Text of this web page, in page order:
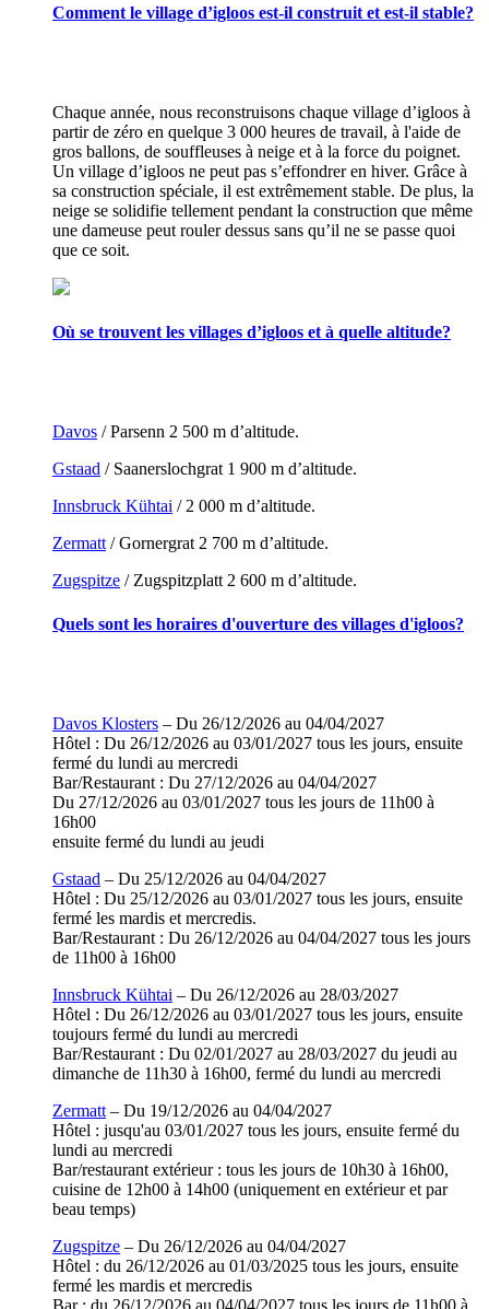
Comment le village d’igloos est-il construit et est-il stable?
Chaque année, nous reconstruisons chaque village d’igloos à
partir de zéro en quelque 3 000 heures de travail, à l'aide de
gros ballons, de souffleuses à neige et à la force du poignet.
Un village d’igloos ne peut pas s’effondrer en hiver. Grâce à
sa construction spéciale, il est extrêmement stable. De plus, la
neige se solidifie tellement pendant la construction que même
une dameuse peut rouler dessus sans qu’il ne se passe quoi
que ce soit.
Où se trouvent les villages d’igloos et à quelle altitude?
Davos / Parsenn 2 500 m d’altitude.
Gstaad / Saanerslochgrat 1 900 m d’altitude.
Innsbruck Kühtai / 2 000 m d’altitude.
Zermatt/ Gornergrat 2 700 m d’altitude.
Zugspitze / Zugspitzplatt 2 600 m d’altitude.
Quels sont les horaires d'ouverture des villages d'igloos?
Davos Klosters – Du 26/12/2026 au 04/04/2027
Hôtel : Du 26/12/2026 au 03/01/2027 tous les jours, ensuite
fermé du lundi au mercredi
Bar/Restaurant : Du 27/12/2026 au 04/04/2027
Du 27/12/2026 au 03/01/2027 tous les jours de 11h00 à
16h00
ensuite fermé du lundi au jeudi
Gstaad – Du 25/12/2026 au 04/04/2027
Hôtel : Du 25/12/2026 au 03/01/2027 tous les jours, ensuite
fermé les mardis et mercredis.
Bar/Restaurant : Du 26/12/2026 au 04/04/2027 tous les jours
de 11h00 à 16h00
Innsbruck Kühtai – Du 26/12/2026 au 28/03/2027
Hôtel : Du 26/12/2026 au 03/01/2027 tous les jours, ensuite
toujours fermé du lundi au mercredi
Bar/Restaurant : Du 02/01/2027 au 28/03/2027 du jeudi au
dimanche de 11h30 à 16h00, fermé du lundi au mercredi
Zermatt – Du 19/12/2026 au 04/04/2027
Hôtel : jusqu'au 03/01/2027 tous les jours, ensuite fermé du
lundi au mercredi
Bar/restaurant extérieur : tous les jours de 10h30 à 16h00,
cuisine de 12h00 à 14h00 (uniquement en extérieur et par
beau temps)
Zugspitze – Du 26/12/2026 au 04/04/2027
Hôtel : du 26/12/2026 au 01/03/2025 tous les jours, ensuite
fermé les mardis et mercredis
Bar : du 26/12/2026 au 04/04/2027 tous les jours de 11h00 à